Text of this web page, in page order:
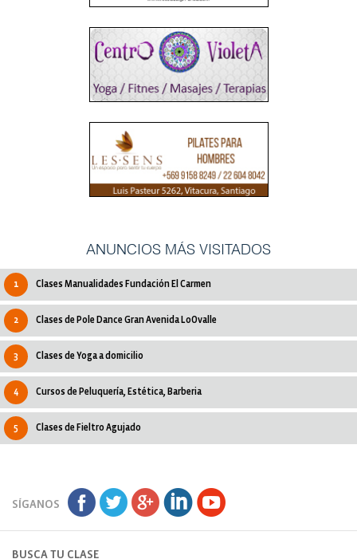
ANUNCIOS MÁS VISITADOS
1 Clases Manualidades Fundación El Carmen
2 Clases de Pole Dance Gran Avenida LoOvalle
3 Clases de Yoga a domicilio
4 Cursos de Peluquería, Estética, Barberia
5 Clases de Fieltro Agujado
SÍGANOS
BUSCA TU CLASE